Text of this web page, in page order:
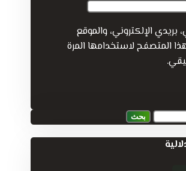
الإلكتروني، والموقع
المتصفح لاستخدامها المرة